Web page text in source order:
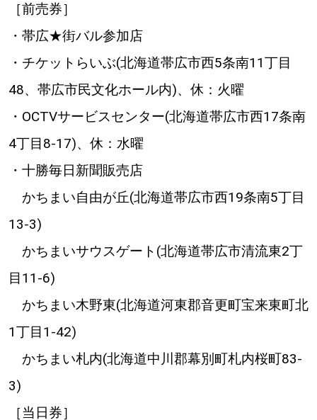
［前売券］
・帯広★街バル参加店
・チケットらいぶ(北海道帯広市西5条南11丁目
48、帯広市民文化ホール内)、休：火曜
・OCTVサービスセンター(北海道帯広市西17条南
4丁目8-17)、休：水曜
・十勝毎日新聞販売店
かちまい自由が丘(北海道帯広市西19条南5丁目
13-3)
かちまいサウスゲート(北海道帯広市清流東2丁
目11-6)
かちまい木野東(北海道河東郡音更町宝来東町北
1丁目1-42)
かちまい札内(北海道中川郡幕別町札内桜町83-
3)
［当日券］